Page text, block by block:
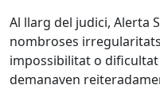
Al llarg del judici, Alerta
nombroses
impossibilitat o
demanaven